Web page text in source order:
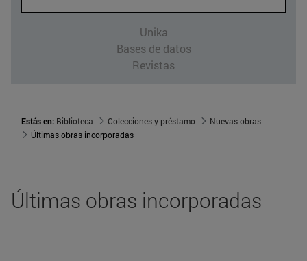
Unika
Bases de datos
Revistas
Estás en: Biblioteca Colecciones y préstamo
Nuevas obras
Últimas obras incorporadas
Últimas obras incorporadas